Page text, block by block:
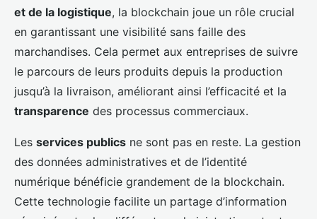
et de la logistique, la blockchain joue un rôle crucial
en garantissant une visibilité sans faille des
marchandises. Cela permet aux entreprises de suivre
le parcours de leurs produits depuis la production
jusqu’à la livraison, améliorant ainsi l’efficacité et la
transparence des processus commerciaux.
Les services publics ne sont pas en reste. La gestion
des données administratives et de l’identité
numérique bénéficie grandement de la blockchain.
Cette technologie facilite un partage d’information